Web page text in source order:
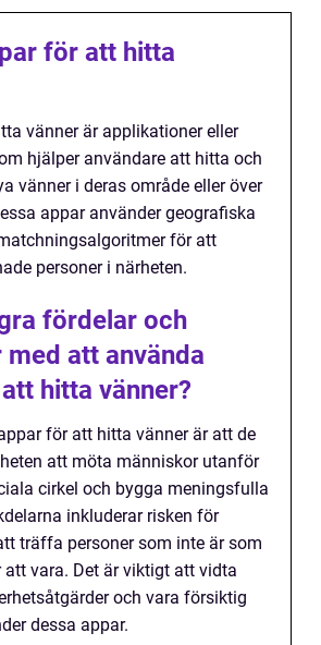
för att hitta
vänner är applikationer eller
hjälper användare att hitta och
vänner i deras område eller över
appar använder geografiska
för att
personer i närheten.
fördelar och
att använda
hitta vänner?
för att hitta vänner är att de
att möta människor utanför
cirkel och bygga meningsfulla
inkluderar risken för
träffa personer som inte är som
att vara. Det är viktigt att vidta
och vara försiktig
dessa appar.